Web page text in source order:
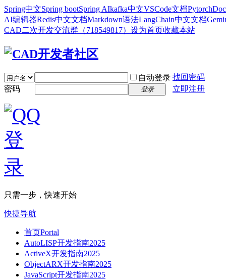
Spring中文Spring bootSpring AIkafka中文VSCode文档Pytorch
AI编辑器Redis中文文档Markdown语法LangChain中文文档
CAD二次开发交流群（718549817） 设为首页收藏本站
自动登录 找回密码
密码
登录 立即注册
只需一步，快速开始
快捷导航
首页Portal
AutoLISP开发指南2025
ActiveX开发指南2025
ObjectARX开发指南2025
JavaScript开发指南2025